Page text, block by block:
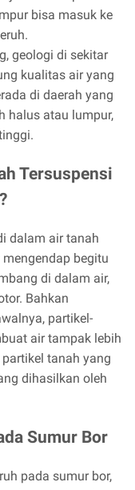
bisa masuk ke
geologi di sekitar
kualitas air yang
di daerah yang
halus atau lumpur,
Tersuspensi
dalam air tanah
begitu
di dalam air,
Bahkan
partikel-
air tampak lebih
tanah yang
dihasilkan oleh
Sumur Bor
pada sumur bor,